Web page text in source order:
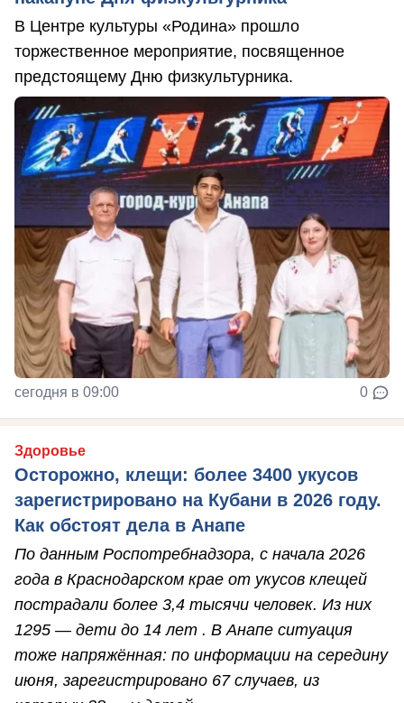
В Центре культуры «Родина» прошло
торжественное мероприятие, посвященное
предстоящему Дню физкультурника.
сегодня в 09:00 0
Здоровье
Осторожно, клещи: более 3400 укусов
зарегистрировано на Кубани в 2026 году.
Как обстоят дела в Анапе
По данным Роспотребнадзора, с начала 2026
года в Краснодарском крае от укусов клещей
пострадали более 3,4 тысячи человек. Из них
1295 — дети до 14 лет . В Анапе ситуация
тоже напряжённая: по информации на середину
июня, зарегистрировано 67 случаев, из